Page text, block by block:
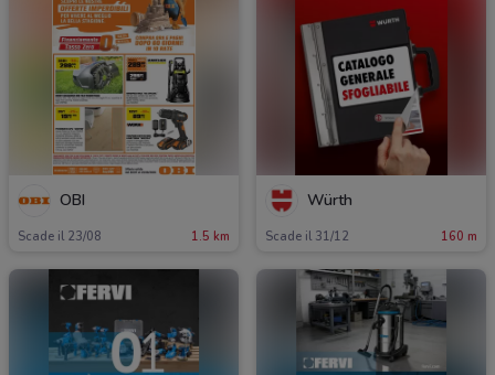
OBI
Scade il 23/08 1.5 km
Würth
Scade il 31/12 160 m